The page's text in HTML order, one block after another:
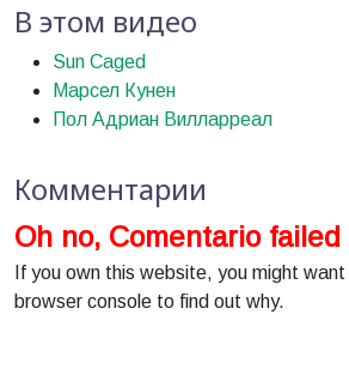
В этом видео
Sun Caged
Марсел Кунен
Пол Адриан Вилларреал
Комментарии
Oh no, Comentario
If you own this website, you might
browser console to find out why.